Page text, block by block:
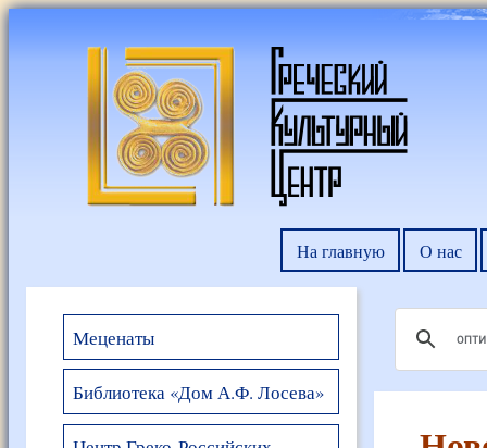
На главную О нас
Меценаты
Библиотека «Дом А.Ф. Лосева»